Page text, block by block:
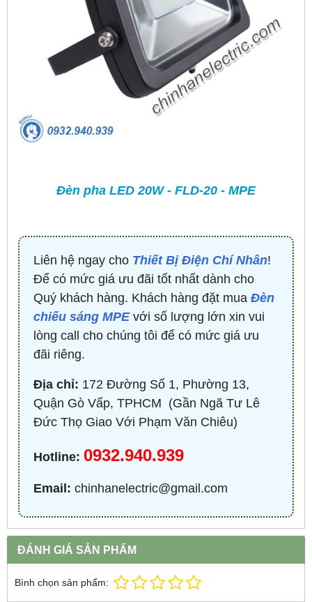
Đèn pha LED 20W - FLD-20 - MPE
Liên hệ ngay cho Thiết Bị Điện Chí Nhân!
Để có mức giá ưu đãi tốt nhất dành cho
Quý khách hàng. Khách hàng đặt mua Đèn
chiếu sáng MPEvới số lượng lớn xin vui
lòng call cho chúng tôi để có mức giá ưu
đãi riêng.
Địa chỉ: 172 Đường Số 1, Phường 13,
Quận Gò Vấp, TPHCM ​ (Gần Ngã Tư Lê
Đức Thọ Giao Với Phạm Văn Chiêu)
Hotline: 0932.940.939
Email: chinhanelectric@gmail.com
ĐÁNH GIÁ SẢN PHẨM
Bình chọn sản phẩm: